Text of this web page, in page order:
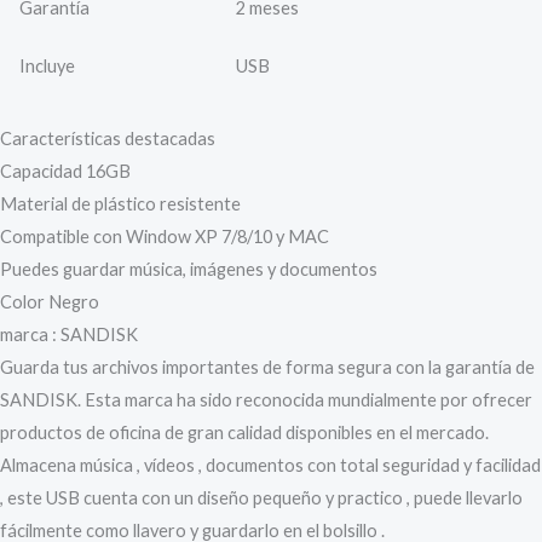
Garantía 2 meses
Incluye USB
Características destacadas
Capacidad 16GB
Material de plástico resistente
Compatible con Window XP 7/8/10 y MAC
Puedes guardar música, imágenes y documentos
Color Negro
marca : SANDISK
Guarda tus archivos importantes de forma segura con la garantía de
SANDISK. Esta marca ha sido reconocida mundialmente por ofrecer
productos de oficina de gran calidad disponibles en el mercado.
Almacena música , vídeos , documentos con total seguridad y facilidad
, este USB cuenta con un diseño pequeño y practico , puede llevarlo
fácilmente como llavero y guardarlo en el bolsillo .